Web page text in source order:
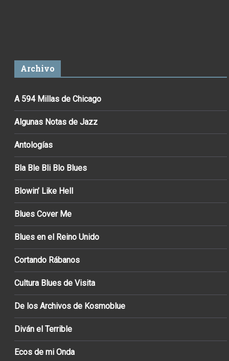
Archivo
A 594 Millas de Chicago
Algunas Notas de Jazz
Antologías
Bla Ble Bli Blo Blues
Blowin’ Like Hell
Blues Cover Me
Blues en el Reino Unido
Cortando Rábanos
Cultura Blues de Visita
De los Archivos de Kosmoblue
Diván el Terrible
Ecos de mi Onda